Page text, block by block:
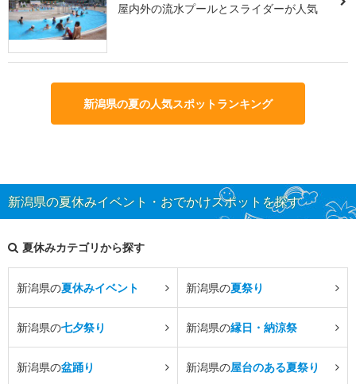
屋内外の流水プールとスライダーが人気
新潟県の夏の人気スポットランキング
新潟県の夏休みイベント・おでかけスポットを探す
夏休みカテゴリから探す
新潟県の夏休みイベント 新潟県の夏祭り
新潟県の七夕祭り 新潟県の縁日・納涼祭
新潟県の盆踊り 新潟県の屋台のある夏祭り